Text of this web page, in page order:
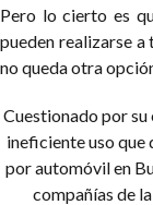
Pero lo cierto es
pueden realizarse a
no queda otra
Cuestionado por
ineficiente uso que
por automóvil en
compañías de